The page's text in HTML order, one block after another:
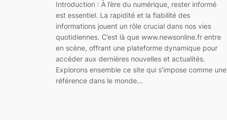
Introduction : À l’ère du numérique, rester informé
est essentiel. La rapidité et la fiabilité des
informations jouent un rôle crucial dans nos vies
quotidiennes. C’est là que www.newsonline.fr entre
en scène, offrant une plateforme dynamique pour
accéder aux dernières nouvelles et actualités.
Explorons ensemble ce site qui s’impose comme une
référence dans le monde…